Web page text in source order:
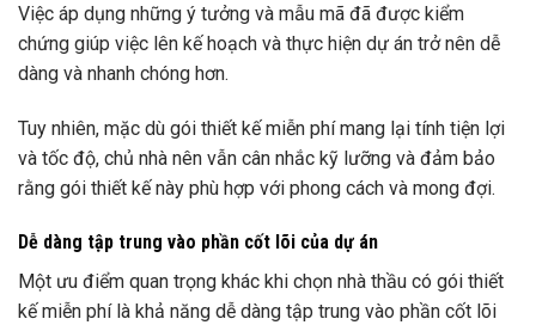
Việc áp dụng những ý tưởng và mẫu mã đã được kiểm
chứng giúp việc lên kế hoạch và thực hiện dự án trở nên dễ
dàng và nhanh chóng hơn.
Tuy nhiên, mặc dù gói thiết kế miễn phí mang lại tính tiện lợi
và tốc độ, chủ nhà nên vẫn cân nhắc kỹ lưỡng và đảm bảo
rằng gói thiết kế này phù hợp với phong cách và mong đợi.
Dễ dàng tập trung vào phần cốt lõi của dự án
Một ưu điểm quan trọng khác khi chọn nhà thầu có gói thiết
kế miễn phí là khả năng dễ dàng tập trung vào phần cốt lõi